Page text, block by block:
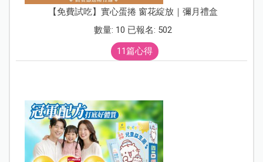
【免費試吃】實心蛋捲 窗花綻放｜彌月禮盒
數量: 10 已報名: 502
11篇心得